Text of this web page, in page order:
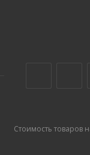
Стоимость товаров